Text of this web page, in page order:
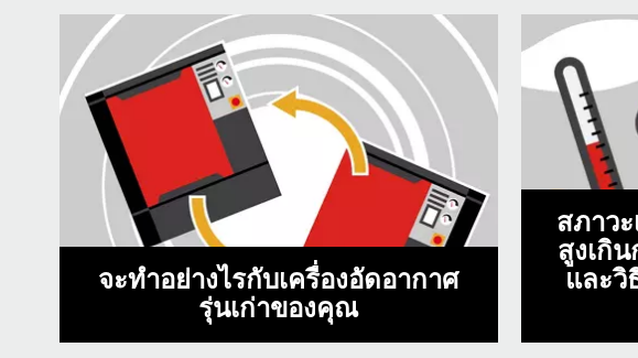
จะทําอย่างไรกับเครื่องอัดอากาศ
รุ่นเก่าของคุณ
สภาว
สูงเกิ
และวิ